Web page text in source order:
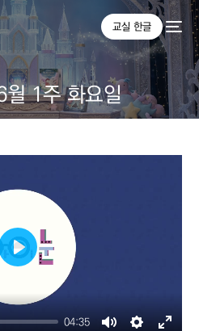
교실 한글
월 1주 화요일
04:35
Play